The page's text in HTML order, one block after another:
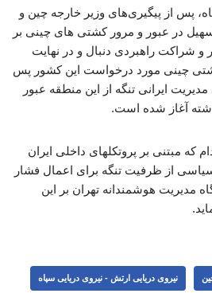
پس از پیگیری‌های وزیر خارجه چین و
در عبور و مرور کشتی های چینی بر
شراکت راهبردی دنبال و در نهایت
چینی مورد درخواست این کشور پس
ایرانی تنگه از این منطقه عبور
آغاز شده است.
که مبتنی بر پروتکلهای داخلی ایران
از ظرفیت تنگه برای اعمال فشار
مدیریت هوشمندانه تهران بر این
نیروی دریایی ارتش - نیروی دریایی سپاه